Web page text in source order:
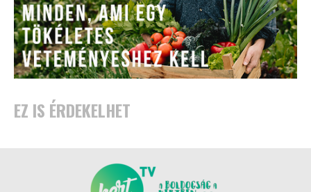
EZ IS ÉRDEKELHET